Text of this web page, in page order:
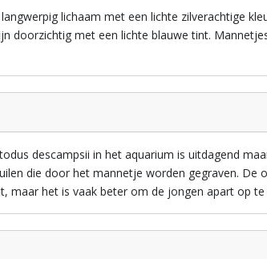
lichaam met een lichte zilverachtige
doorzichtig met een lichte blauwe tint.
descampsii in het aquarium is uitdagend
die door het mannetje worden gegraven. De
maar het is vaak beter om de jongen apart op te